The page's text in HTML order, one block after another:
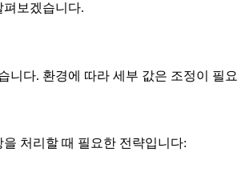
보겠습니다.
다. 환경에 따라 세부 값은 조정이 필
처리할 때 필요한 전략입니다: